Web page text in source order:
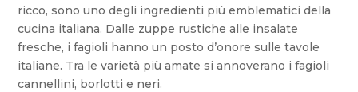
ricco, sono uno degli ingredienti più emblematici della
cucina italiana. Dalle zuppe rustiche alle insalate
fresche, i fagioli hanno un posto d’onore sulle tavole
italiane. Tra le varietà più amate si annoverano i fagioli
cannellini, borlotti e neri.